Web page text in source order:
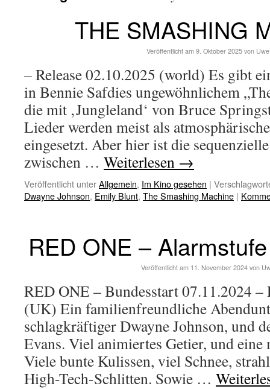
THE SMASHING
Veröffentlicht am 9. Oktober 2025 von
– Release 02.10.2025 (world) Es gibt
in Bennie Safdies ungewöhnlichem
die mit ‚Jungleland‘ von Bruce
Lieder werden meist als
eingesetzt. Aber hier ist die
zwischen … Weiterlesen →
Veröffentlicht unterAllgemein, Im Kino gesehen |
Dwayne Johnson, Emily Blunt, The Smashing Machine |
RED ONE –
Veröffentlicht am 11. November 2024 von
RED ONE – Bundesstart 07.11.2024 –
(UK) Ein familienfreundliche
schlagkräftiger Dwayne Johnson, und
Evans. Viel animiertes Getier, und
Viele bunte Kulissen, viel Schnee,
High-Tech-Schlitten. Sowie …